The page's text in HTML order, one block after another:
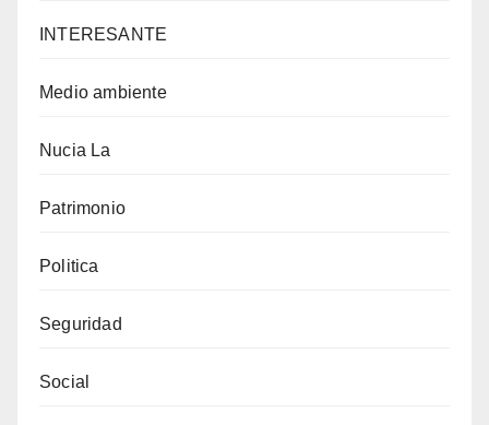
INTERESANTE
Medio ambiente
Nucia La
Patrimonio
Politica
Seguridad
Social